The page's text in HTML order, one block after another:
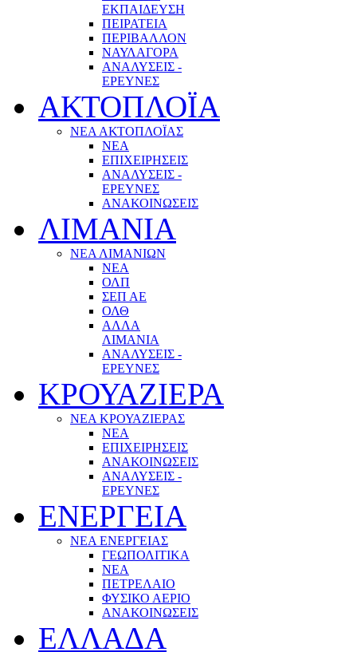
ΕΚΠΑΙΔΕΥΣΗ
ΠΕΙΡΑΤΕΙΑ
ΠΕΡΙΒΑΛΛΟΝ
ΝΑΥΛΑΓΟΡΑ
ΑΝΑΛΥΣΕΙΣ -
ΕΡΕΥΝΕΣ
ΑΚΤΟΠΛΟΪΑ
ΝΕΑ ΑΚΤΟΠΛΟΪΑΣ
ΝΕΑ
ΕΠΙΧΕΙΡΗΣΕΙΣ
ΑΝΑΛΥΣΕΙΣ -
ΕΡΕΥΝΕΣ
ΑΝΑΚΟΙΝΩΣΕΙΣ
ΛΙΜΑΝΙΑ
ΝΕΑ ΛΙΜΑΝΙΩΝ
ΝΕΑ
ΟΛΠ
ΣΕΠ ΑΕ
ΟΛΘ
ΑΛΛΑ
ΛΙΜΑΝΙΑ
ΑΝΑΛΥΣΕΙΣ -
ΕΡΕΥΝΕΣ
ΚΡΟΥΑΖΙΕΡΑ
ΝΕΑ ΚΡΟΥΑΖΙΕΡΑΣ
NEA
ΕΠΙΧΕΙΡΗΣΕΙΣ
ΑΝΑΚΟΙΝΩΣΕΙΣ
ΑΝΑΛΥΣΕΙΣ -
ΕΡΕΥΝΕΣ
ΕΝΕΡΓΕΙΑ
ΝΕΑ ΕΝΕΡΓΕΙΑΣ
ΓΕΩΠΟΛΙΤΙΚΑ
ΝΕΑ
ΠΕΤΡΕΛΑΙΟ
ΦΥΣΙΚΟ ΑΕΡΙΟ
ΑΝΑΚΟΙΝΩΣΕΙΣ
ΕΛΛΑΔΑ